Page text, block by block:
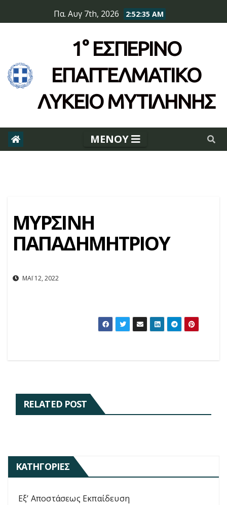
to
Πα. Αυγ 7th, 2026 2:52:35 AM
1° ΕΣΠΕΡΙΝΌ
ΕΠΆΓΓΕΛΜΑΤΙΚΟ
ΛΥΚΕΙΟ ΜΥΤΙΛΗΝΗΣ
ΜΥΡΣΙΝΗ
ΠΑΠΑΔΗΜΗΤΡΙΟΥ
ΜΆΙ 12, 2022
RELATED POST
ΚΑΤΗΓΟΡΊΕΣ
Εξ’ Αποστάσεως Εκπαίδευση